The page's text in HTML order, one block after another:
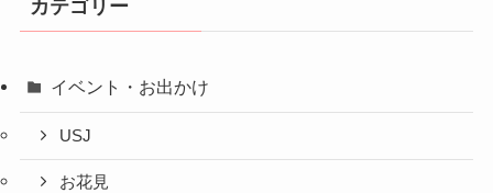
カテゴリー
イベント・お出かけ
USJ
お花見